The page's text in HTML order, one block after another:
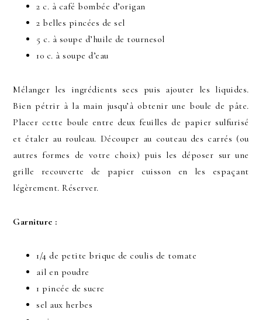
2 c. à café bombée d’origan
2 belles pincées de sel
5 c. à soupe d’huile de tournesol
10 c. à soupe d’eau
Mélanger les ingrédients secs puis ajouter les liquides.
Bien pétrir à la main jusqu’à obtenir une boule de pâte.
Placer cette boule entre deux feuilles de papier sulfurisé
et étaler au rouleau. Découper au couteau des carrés (ou
autres formes de votre choix) puis les déposer sur une
grille recouverte de papier cuisson en les espaçant
légèrement. Réserver.
Garniture :
1/4 de petite brique de coulis de tomate
ail en poudre
1 pincée de sucre
sel aux herbes